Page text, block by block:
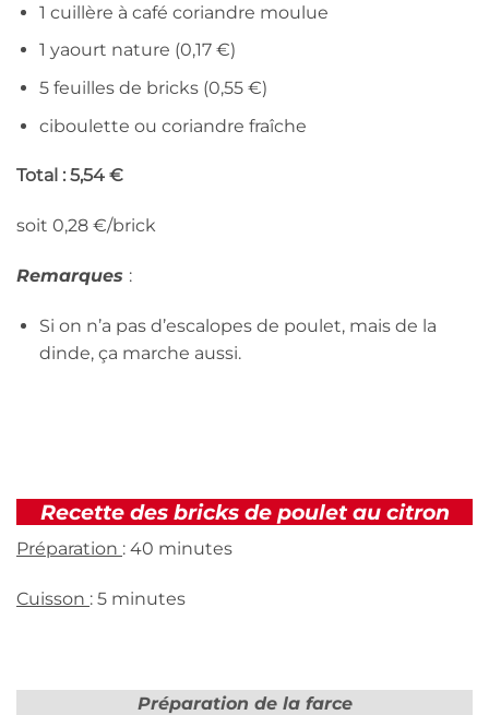
1 cuillère à café coriandre moulue
1 yaourt nature (0,17 €)
5 feuilles de bricks (0,55 €)
ciboulette ou coriandre fraîche
Total : 5,54 €
soit 0,28 €/brick
Remarques :
Si on n’a pas d’escalopes de poulet, mais de la
dinde, ça marche aussi.
Recette des bricks de poulet au citron
Préparation : 40 minutes
Cuisson : 5 minutes
Préparation de la farce